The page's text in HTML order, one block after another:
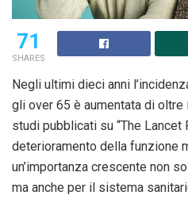
71
SHARES
Negli ultimi dieci anni
gli over 65 è aumentata di oltre
studi pubblicati su “The Lancet
deterioramento della funzione
un’importanza crescente non
ma anche per il sistema